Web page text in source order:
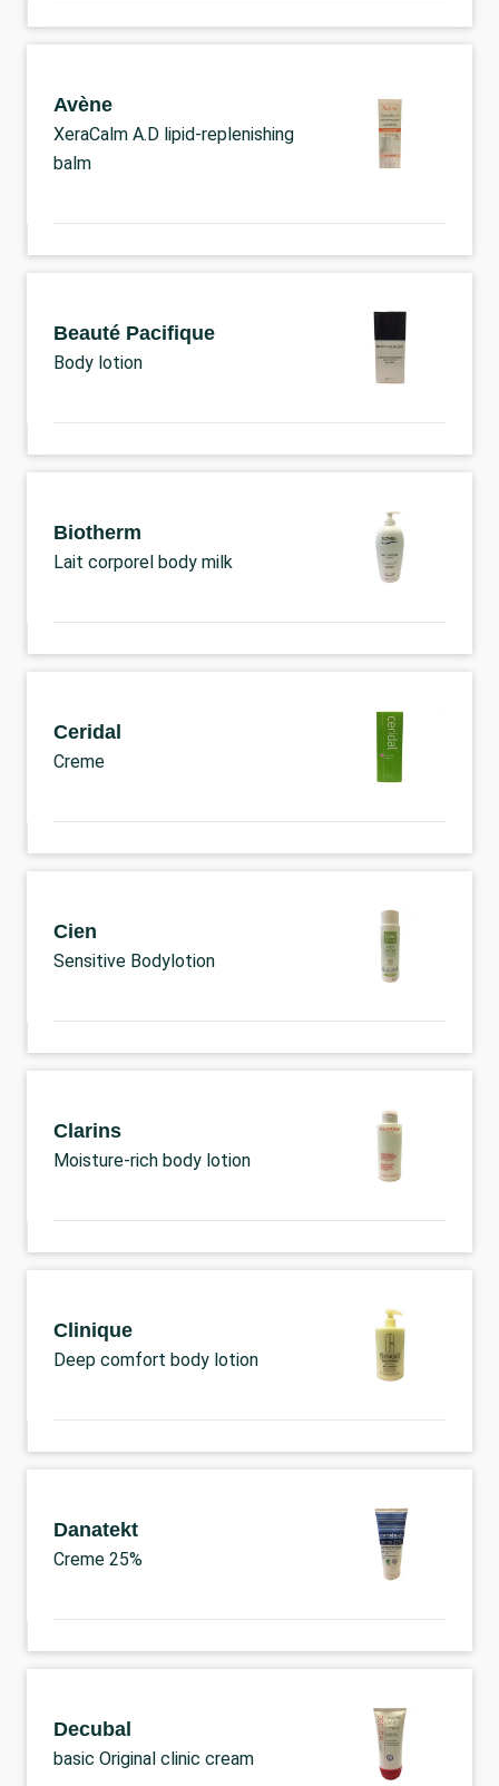
Avène
XeraCalm A.D lipid-replenishing
balm
Beauté Pacifique
Body lotion
Biotherm
Lait corporel body milk
Ceridal
Creme
Cien
Sensitive Bodylotion
Clarins
Moisture-rich body lotion
Clinique
Deep comfort body lotion
Danatekt
Creme 25%
Decubal
basic Original clinic cream